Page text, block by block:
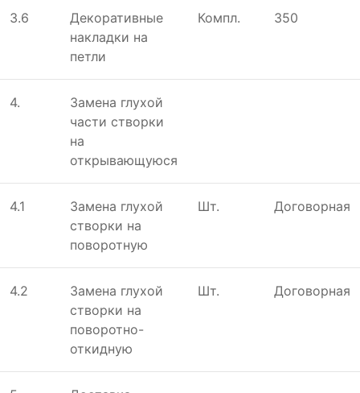
3.6
Декоративные
накладки на
петли
Компл. 350
4.
Замена глухой
части створки
на
открывающуюся
4.1
Замена глухой
створки на
поворотную
Шт. Договорная
4.2
Замена глухой
створки на
поворотно-
откидную
Шт. Договорная